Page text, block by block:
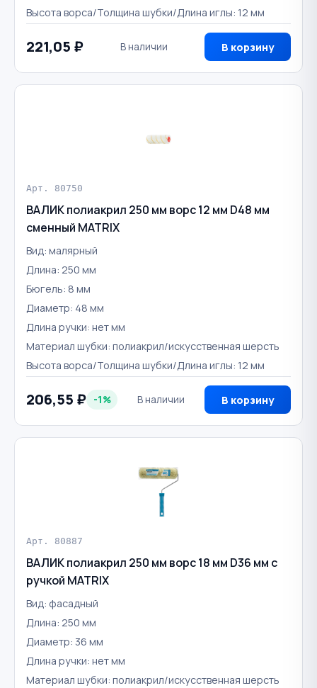
Высота ворса/Толщина шубки/Длина иглы: 12 мм
221,05 ₽ В наличии В корзину
Арт. 80750
ВАЛИК полиакрил 250 мм ворс 12 мм D48 мм
сменный MATRIX
Вид: малярный
Длина: 250 мм
Бюгель: 8 мм
Диаметр: 48 мм
Длина ручки: нет мм
Материал шубки: полиакрил/искусственная шерсть
Высота ворса/Толщина шубки/Длина иглы: 12 мм
206,55 ₽ -1% В наличии В корзину
Арт. 80887
ВАЛИК полиакрил 250 мм ворс 18 мм D36 мм с
ручкой MATRIX
Вид: фасадный
Длина: 250 мм
Диаметр: 36 мм
Длина ручки: нет мм
Материал шубки: полиакрил/искусственная шерсть